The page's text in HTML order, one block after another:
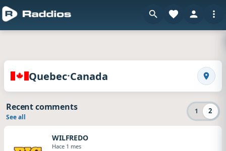
Radios of Quebec · Canadaen Raddios
Quebec·Canada
1 2
Recent comments
See all
WILFREDO
Hace 1 mes